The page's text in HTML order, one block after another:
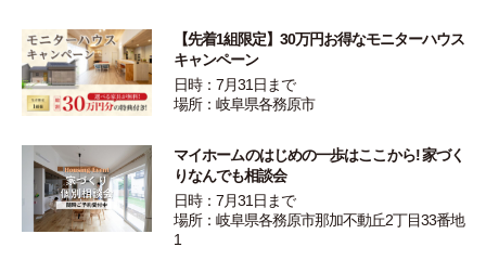
【先着1組限定】30万円お得なモニターハウス
キャンペーン
日時：7月31日まで
場所：岐阜県各務原市
マイホームのはじめの一歩はここから! 家づく
りなんでも相談会
日時：7月31日まで
場所：岐阜県各務原市那加不動丘2丁目33番地
1